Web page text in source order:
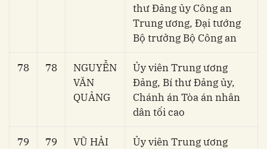
thư Đảng ủy Công an
Trung ương, Đại tướng
Bộ trưởng Bộ Công an
78 78
NGUYỄN
VĂN
QUẢNG
Ủy viên Trung ương
Đảng, Bí thư Đảng ủy,
Chánh án Tòa án nhân
dân tối cao
79 79
VŨ HẢI
Ủy viên Trung ương